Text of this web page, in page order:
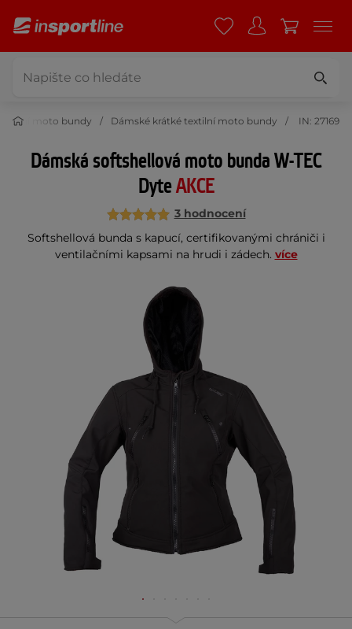
moto bundy Dámské krátké textilní moto bundy IN: 27169
Dámská softshellová moto bunda W-TEC
DyteAKCE
3 hodnocení
Softshellová bunda s kapucí, certifikovanými chrániči i
ventilačními kapsami na hrudi i zádech. více